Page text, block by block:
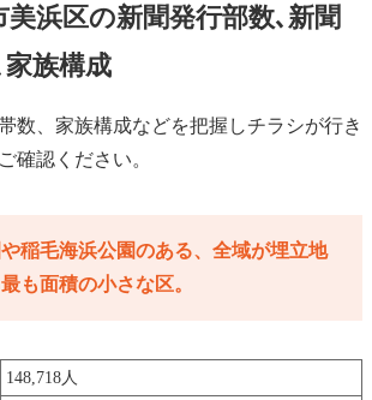
浜区の新聞発行部数､新聞
族構成
数、家族構成などを把握しチラシが行き
確認ください。
稲毛海浜公園のある、全域が埋立地
も面積の小さな区。
148,718人